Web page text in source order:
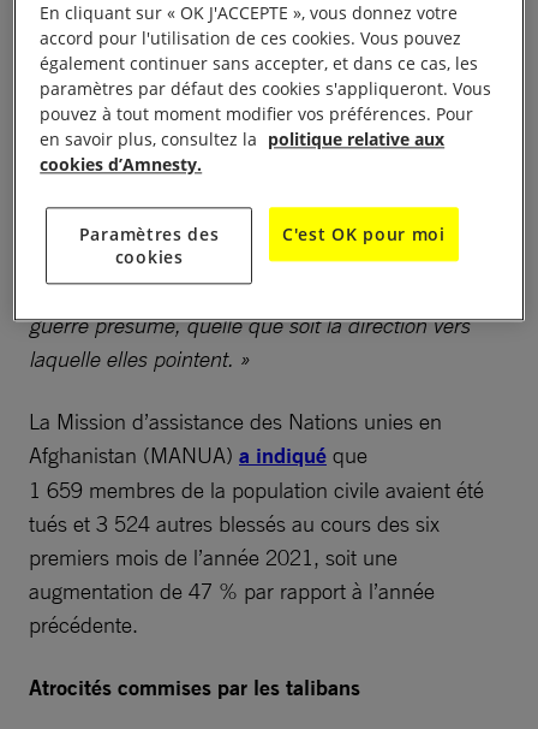
population afghane souffre depuis trop longtemps,
et les victimes doivent avoir accès à la justice et
obtenir des réparations.
« La Cour pénale internationale doit revenir sur la
priorités
les aspects de l’enquête concernant les
opérations militaires américaines et afghanes, et
suivre les pistes tendant à prouver tout crime de
guerre présumé, quelle que soit la direction vers
laquelle elles pointent. »
La Mission d’assistance des Nations unies en
Afghanistan (MANUA) a indiqué que
1 659 membres de la population civile avaient été
tués et 3 524 autres blessés au cours des six
premiers mois de l’année 2021, soit une
augmentation de 47 % par rapport à l’année
précédente.
Atrocités commises par les talibans
En cliquant sur « OK J'ACCEPTE », vous donnez votre
accord pour l'utilisation de ces cookies. Vous pouvez
également continuer sans accepter, et dans ce cas, les
paramètres par défaut des cookies s'appliqueront. Vous
pouvez à tout moment modifier vos préférences. Pour
en savoir plus, consultez la politique relative aux
cookies d’Amnesty.
Paramètres des
cookies
C'est OK pour moi